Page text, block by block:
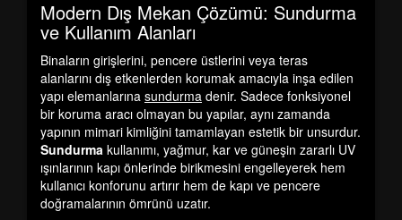
Modern Dış Mekan Çözümü: Sundurma
ve Kullanım Alanları
Binaların girişlerini, pencere üstlerini veya teras
alanlarını dış etkenlerden korumak amacıyla inşa edilen
yapı elemanlarına sundurma denir. Sadece fonksiyonel
bir koruma aracı olmayan bu yapılar, aynı zamanda
yapının mimari kimliğini tamamlayan estetik bir unsurdur.
Sundurma kullanımı, yağmur, kar ve güneşin zararlı UV
ışınlarının kapı önlerinde birikmesini engelleyerek hem
kullanıcı konforunu artırır hem de kapı ve pencere
doğramalarının ömrünü uzatır.